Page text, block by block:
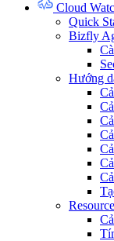
Cloud
Quick
Bizfly
Hướng